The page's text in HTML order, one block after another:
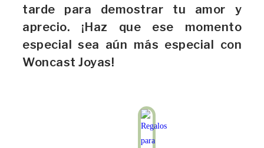
tarde para demostrar tu amor y
aprecio. ¡Haz que ese momento
especial sea aún más especial con
Woncast Joyas!